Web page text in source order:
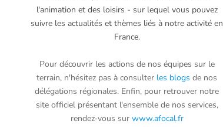
l'animation et des loisirs - sur lequel vous pouvez
suivre les actualités et thèmes liés à notre activité en
France.
Pour découvrir les actions de nos équipes sur le
terrain, n'hésitez pas à consulter les blogs de nos
délégations régionales. Enfin, pour retrouver notre
site officiel présentant l'ensemble de nos services,
rendez-vous sur www.afocal.fr